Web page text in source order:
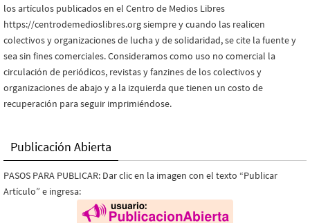
los artículos publicados en el Centro de Medios Libres
https://centrodemedioslibres.org siempre y cuando las realicen
colectivos y organizaciones de lucha y de solidaridad, se cite la fuente y
sea sin fines comerciales. Consideramos como uso no comercial la
circulación de periódicos, revistas y fanzines de los colectivos y
organizaciones de abajo y a la izquierda que tienen un costo de
recuperación para seguir imprimiéndose.
Publicación Abierta
PASOS PARA PUBLICAR: Dar clic en la imagen con el texto “Publicar
Artículo” e ingresa: